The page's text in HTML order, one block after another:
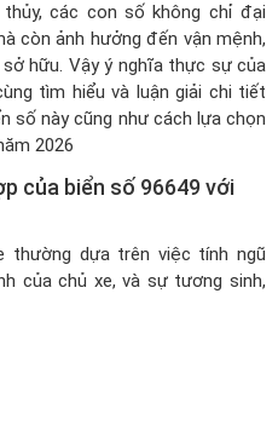
các con số không chỉ đại
còn ảnh hưởng đến vận mệnh,
hữu. Vậy ý nghĩa thực sự của
tìm hiểu và luận giải chi tiết
số này cũng như cách lựa chọn
2026
của biển số 96649 với
thường dựa trên việc tính ngũ
của chủ xe, và sự tương sinh,